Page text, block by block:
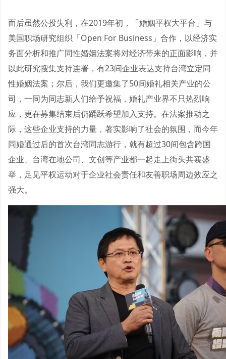
而后虽然公投失利，在2019年初，「婚姻平权大平台」与
美国职场研究组织「Open For Business」合作，以经济实
务面分析和推广同性婚姻法案将对经济带来的正面影响，并
以此研究搜集支持连署，有23间企业表达支持台湾立定同
性婚姻法案；尔后，我们更邀集了50间婚礼相关产业的公
司，一同为同志新人们给予祝福，婚礼产业界不只热烈响
应，更在募集结束后仍踊跃希望加入支持。在法案推动之
际，这些企业支持的力量，著实影响了社会的氛围，而今年
同婚通过后的首次台湾同志游行，就有超过30间包含跨国
企业、台湾在地公司、文创等产业都一起走上街头共襄盛
举，足见平权运动对于企业社会责任和友善职场周边效应之
强大。